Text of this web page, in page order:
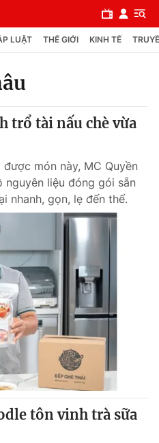
LUẬT THẾ GIỚI KINH TẾ
trổ tài nấu chè vừa
món này, MC Quyền
nguyên liệu đóng gói sẵn
nhanh, gọn, lẹ đến thế.
tôn vinh trà sữa